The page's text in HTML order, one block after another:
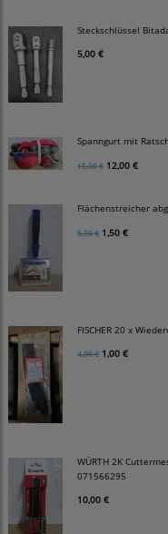
Steckschlüssel
5,00 €
Spanngurt mit
15,00 € 12,00 €
Flächenstreicher
5,00 € 1,50 €
FISCHER 20 x
4,00 € 1,00 €
WÜRTH 2K
071566295
10,00 €